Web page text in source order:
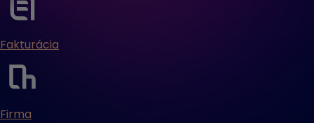
Fakturácia
Firma